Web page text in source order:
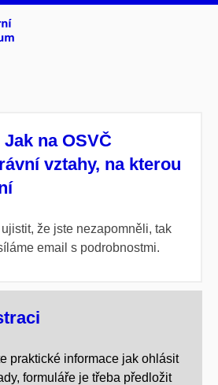
na OSVČ
vztahy, na kterou
že jste nezapomněli, tak
email s podrobnostmi.
praktické informace jak ohlásit
formuláře je třeba předložit